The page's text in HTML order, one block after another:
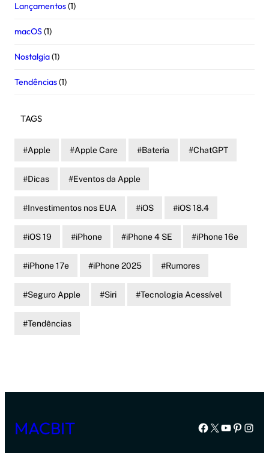
Lançamentos(1)
macOS(1)
Nostalgia(1)
Tendências(1)
TAGS
Apple Apple Care Bateria ChatGPT
Dicas Eventos da Apple
Investimentos nos EUA iOS iOS 18.4
iOS 19 iPhone iPhone 4 SE iPhone 16e
iPhone 17e iPhone 2025 Rumores
Seguro Apple Siri Tecnologia Acessível
Tendências
MACBIT Facebook
X Youtube